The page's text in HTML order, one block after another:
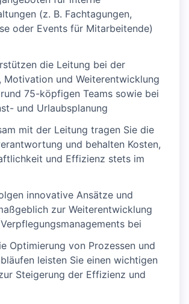
(z. B. Fachtagungen,
oder Events für Mitarbeitende)
die Leitung bei der
Motivation und Weiterentwicklung
75-köpfigen Teams sowie bei
und Urlaubsplanung
mit der Leitung tragen Sie die
und behalten Kosten,
und Effizienz stets im
innovative Ansätze und
zur Weiterentwicklung
bei
Optimierung von Prozessen und
leisten Sie einen wichtigen
Steigerung der Effizienz und